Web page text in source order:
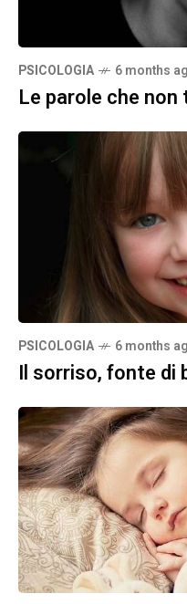
PSICOLOGIA 6 months
Le parole che
PSICOLOGIA 6 months
Il sorriso, fonte di